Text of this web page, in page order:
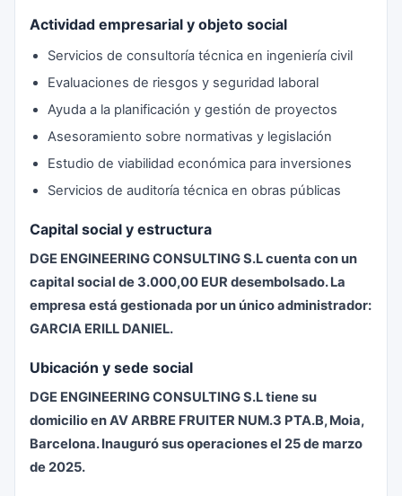
Actividad empresarial y objeto social
Servicios de consultoría técnica en ingeniería civil
Evaluaciones de riesgos y seguridad laboral
Ayuda a la planificación y gestión de proyectos
Asesoramiento sobre normativas y legislación
Estudio de viabilidad económica para inversiones
Servicios de auditoría técnica en obras públicas
Capital social y estructura
DGE ENGINEERING CONSULTING S.L cuenta con un
capital social de 3.000,00 EUR desembolsado. La
empresa está gestionada por un único administrador:
GARCIA ERILL DANIEL.
Ubicación y sede social
DGE ENGINEERING CONSULTING S.L tiene su
domicilio en AV ARBRE FRUITER NUM.3 PTA.B, Moia,
Barcelona. Inauguró sus operaciones el 25 de marzo
de 2025.